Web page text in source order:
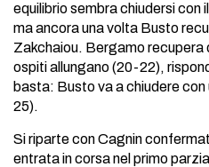
equilibrio sembra chiudersi
ma ancora una volta Busto
Zakchaiou. Bergamo recupera
ospiti allungano (20-22),
basta: Busto va a chiudere
25).
Si riparte con Cagnin
entrata in corsa nel primo